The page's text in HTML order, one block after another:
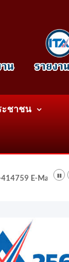
ะชาชน
E-Mail: